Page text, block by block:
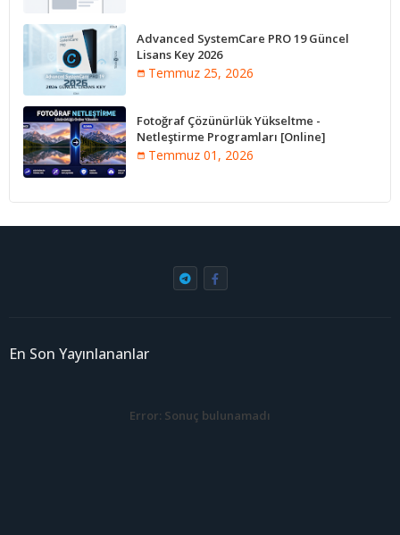
Advanced SystemCare PRO 19 Güncel
Lisans Key 2026
Temmuz 25, 2026
Fotoğraf Çözünürlük Yükseltme -
Netleştirme Programları [Online]
Temmuz 01, 2026
En Son Yayınlananlar
Error: Sonuç bulunamadı